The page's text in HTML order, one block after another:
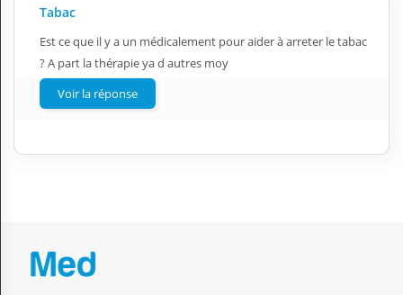
Tabac
Est ce que il y a un médicalement pour aider à arreter le tabac
? A part la thérapie ya d autres moy
Voir la réponse